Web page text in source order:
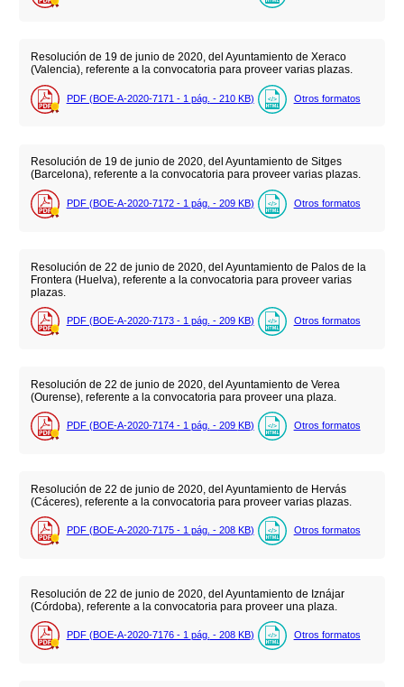
Resolución de 19 de junio de 2020, del Ayuntamiento de Xeraco
(Valencia), referente a la convocatoria para proveer varias plazas.
PDF (BOE-A-2020-7171 - 1 pág. - 210 KB) Otros formatos
Resolución de 19 de junio de 2020, del Ayuntamiento de Sitges
(Barcelona), referente a la convocatoria para proveer varias plazas.
PDF (BOE-A-2020-7172 - 1 pág. - 209 KB) Otros formatos
Resolución de 22 de junio de 2020, del Ayuntamiento de Palos de la
Frontera (Huelva), referente a la convocatoria para proveer varias
plazas.
PDF (BOE-A-2020-7173 - 1 pág. - 209 KB) Otros formatos
Resolución de 22 de junio de 2020, del Ayuntamiento de Verea
(Ourense), referente a la convocatoria para proveer una plaza.
PDF (BOE-A-2020-7174 - 1 pág. - 209 KB) Otros formatos
Resolución de 22 de junio de 2020, del Ayuntamiento de Hervás
(Cáceres), referente a la convocatoria para proveer varias plazas.
PDF (BOE-A-2020-7175 - 1 pág. - 208 KB) Otros formatos
Resolución de 22 de junio de 2020, del Ayuntamiento de Iznájar
(Córdoba), referente a la convocatoria para proveer una plaza.
PDF (BOE-A-2020-7176 - 1 pág. - 208 KB) Otros formatos